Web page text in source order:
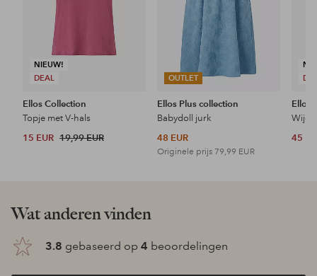
NIEUW!
DEAL
Ellos Collection
Topje met V-hals
15 EUR 19,99 EUR
OUTLET
Ellos Plus collection
Babydoll jurk
48 EUR
Originele prijs 79,99 EUR
Ellos
45
Wat anderen vinden
3.8 gebaseerd op 4 beoordelingen